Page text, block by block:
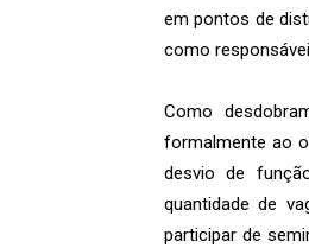
em pontos de
como
Como
formalmente ao
desvio de
quantidade de
participar de